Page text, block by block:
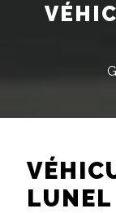
LUNEL